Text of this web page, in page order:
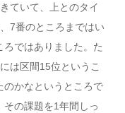
ていて、上とのタイ
7番のところまではい
ではありました。た
は区間15位というこ
のかなというところで
の課題を1年間しっ